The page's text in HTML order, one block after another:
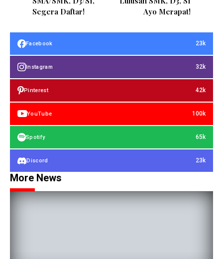
Segera Daftar!
Ayo Merapat!
Facebook 23k
Instagram 32k
Pinterest 42k
YouTube 100k
Spotify 65k
Discord 23k
More News